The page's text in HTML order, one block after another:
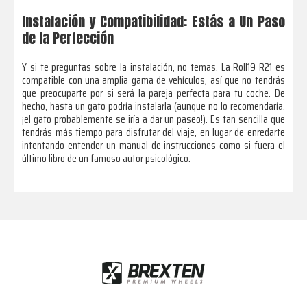
Instalación y Compatibilidad: Estás a Un Paso
de la Perfección
Y si te preguntas sobre la instalación, no temas. La Roll19 R21 es
compatible con una amplia gama de vehículos, así que no tendrás
que preocuparte por si será la pareja perfecta para tu coche. De
hecho, hasta un gato podría instalarla (aunque no lo recomendaría,
¡el gato probablemente se iría a dar un paseo!). Es tan sencilla que
tendrás más tiempo para disfrutar del viaje, en lugar de enredarte
intentando entender un manual de instrucciones como si fuera el
último libro de un famoso autor psicológico.